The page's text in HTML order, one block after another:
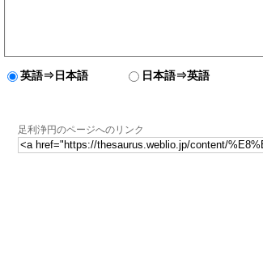
英語⇒日本語 日本語⇒英語
足利浄円のページへのリンク